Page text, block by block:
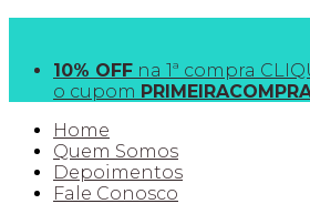
10% OFF na 1ª compra
o cupom
Home
Quem Somos
Depoimentos
Fale Conosco